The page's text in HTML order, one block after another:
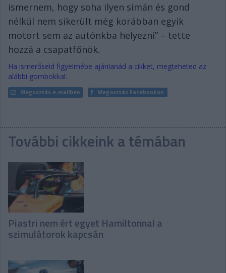
ismernem, hogy soha ilyen simán és gond
nélkül nem sikerült még korábban egyik
motort sem az autónkba helyezni” – tette
hozzá a csapatfőnök.
Ha ismerőseid figyelmébe ajánlanád a cikket, megteheted az
alábbi gombokkal:
Megosztás e-mailben Megosztás Facebookon
További cikkeink a témában
Piastri nem ért egyet Hamiltonnal a
szimulátorok kapcsán